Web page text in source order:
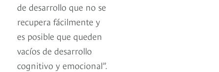
de desarrollo que no se
recupera fácilmente y
es posible que queden
vacíos de desarrollo
cognitivo y emocional”.